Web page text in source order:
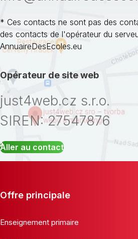
* Ces contacts ne sont pas des
des contacts de l'opérateur du
AnnuaireDesEcoles.eu
Opérateur de site web
just4web.cz s.r.o.
SIREN: 27547876
Aller au contact
Offre principale
Enseignement primaire